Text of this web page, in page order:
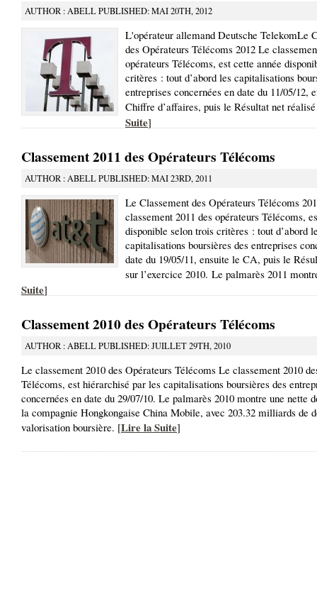
AUTHOR : ABELL PUBLISHED: MAI 20TH, 2012
L'opérateur allemand Deutsche TelekomLe
des Opérateurs Télécoms 2012 Le
opérateurs Télécoms, est cette année
critères : tout d’abord les capitalisations
entreprises concernées en date du 11/05/12,
Chiffre d’affaires, puis le Résultat net
Suite]
Classement 2011 des Opérateurs Télécoms
AUTHOR : ABELL PUBLISHED: MAI 23RD, 2011
Le Classement des Opérateurs Télécoms
classement 2011 des opérateurs Télécoms,
disponible selon trois critères : tout d’abord
capitalisations boursières des entreprises
date du 19/05/11, ensuite le CA, puis le
sur l’exercice 2010. Le palmarès 2011
Suite]
Classement 2010 des Opérateurs Télécoms
AUTHOR : ABELL PUBLISHED: JUILLET 29TH, 2010
Le classement 2010 des Opérateurs Télécoms Le classement 2010
Télécoms, est hiérarchisé par les capitalisations boursières des
concernées en date du 29/07/10. Le palmarès 2010 montre une nette
la compagnie Hongkongaise China Mobile, avec 203.32 milliards de
valorisation boursière. [Lire la Suite]